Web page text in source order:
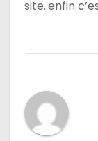
site..enfin